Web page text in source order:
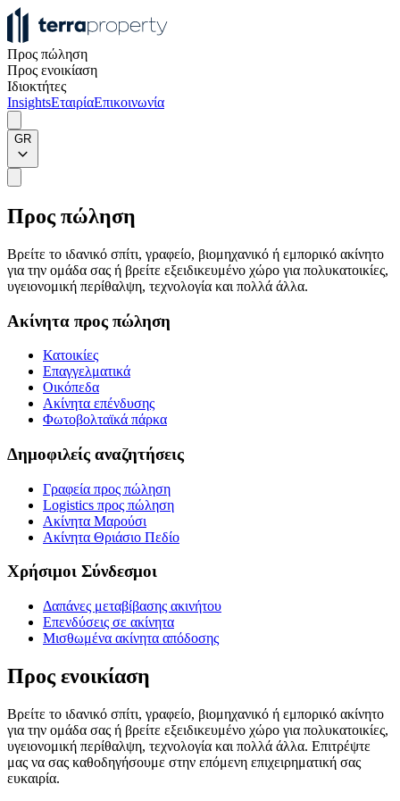
Προς πώληση
Προς ενοικίαση
Ιδιοκτήτες
InsightsΕταιρίαΕπικοινωνία
GR
Προς πώληση
Βρείτε το ιδανικό σπίτι, γραφείο, βιομηχανικό ή εμπορικό ακίνητο
για την ομάδα σας ή βρείτε εξειδικευμένο χώρο για πολυκατοικίες,
υγειονομική περίθαλψη, τεχνολογία και πολλά άλλα.
Ακίνητα προς πώληση
Κατοικίες
Επαγγελματικά
Οικόπεδα
Ακίνητα επένδυσης
Φωτοβολταϊκά πάρκα
Δημοφιλείς αναζητήσεις
Γραφεία προς πώληση
Logistics προς πώληση
Ακίνητα Μαρούσι
Ακίνητα Θριάσιο Πεδίο
Χρήσιμοι Σύνδεσμοι
Δαπάνες μεταβίβασης ακινήτου
Επενδύσεις σε ακίνητα
Μισθωμένα ακίνητα απόδοσης
Προς ενοικίαση
Βρείτε το ιδανικό σπίτι, γραφείο, βιομηχανικό ή εμπορικό ακίνητο
για την ομάδα σας ή βρείτε εξειδικευμένο χώρο για πολυκατοικίες,
υγειονομική περίθαλψη, τεχνολογία και πολλά άλλα. Επιτρέψτε
μας να σας καθοδηγήσουμε στην επόμενη επιχειρηματική σας
ευκαιρία.